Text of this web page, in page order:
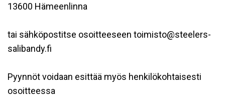
13600 Hämeenlinna
tai sähköpostitse osoitteeseen toimisto@steelers-
salibandy.fi
Pyynnöt voidaan esittää myös henkilökohtaisesti
osoitteessa